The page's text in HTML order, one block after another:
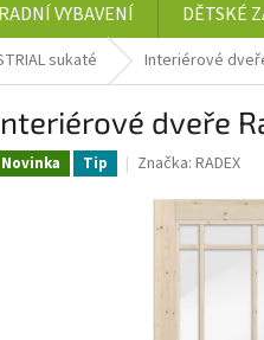
VYBAVENÍ DĚTSKÉ
sukaté Interiérové dveře
dveře
Novinka Tip Značka: RADEX